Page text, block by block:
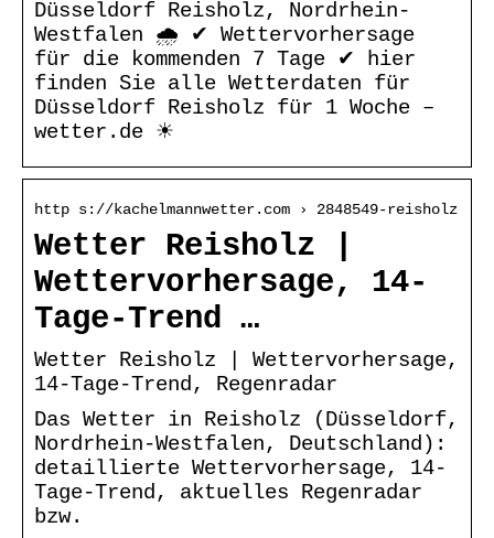
Düsseldorf Reisholz, Nordrhein-
Westfalen 🌧️ ✔ Wettervorhersage
für die kommenden 7 Tage ✔ hier
finden Sie alle Wetterdaten für
Düsseldorf Reisholz für 1 Woche –
wetter.de ☀
http s://kachelmannwetter.com › 2848549-reisholz
Wetter Reisholz |
Wettervorhersage, 14-
Tage-Trend …
Wetter Reisholz | Wettervorhersage,
14-Tage-Trend, Regenradar
Das Wetter in Reisholz (Düsseldorf,
Nordrhein-Westfalen, Deutschland):
detaillierte Wettervorhersage, 14-
Tage-Trend, aktuelles Regenradar
bzw.